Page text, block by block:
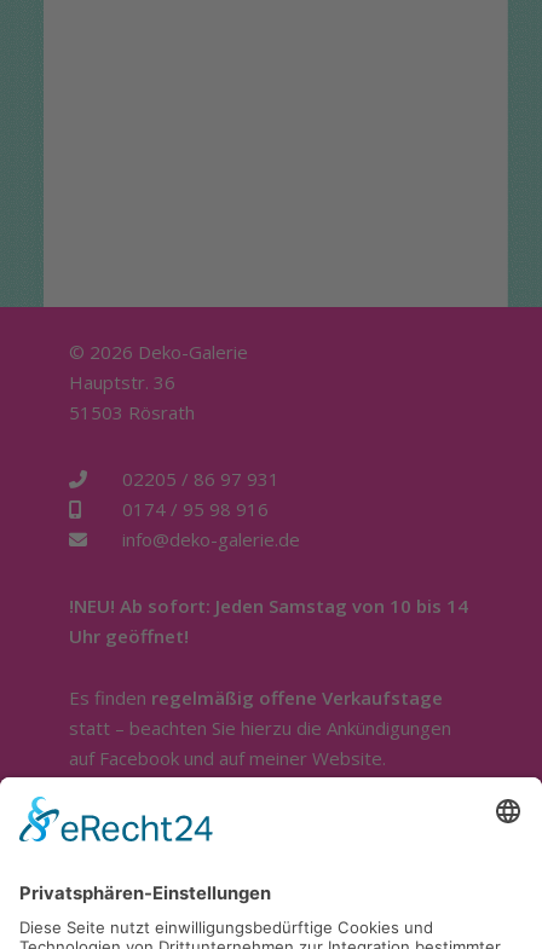
© 2026 Deko-Galerie
Hauptstr. 36
51503 Rösrath
02205 / 86 97 931
0174 / 95 98 916
info@deko-galerie.de
!NEU! Ab sofort: Jeden Samstag von 10 bis 14
Uhr geöffnet!
Es finden regelmäßig offene Verkaufstage
statt – beachten Sie hierzu die Ankündigungen
auf Facebook und auf meiner Website.
Sonstige Öffnung nur nach telefonischer
Für die Beratung und Bemusterung stehe ich
sehr gerne zur Verfügung. Sie erreichen mich
telefonisch unter0174 / 9598916.